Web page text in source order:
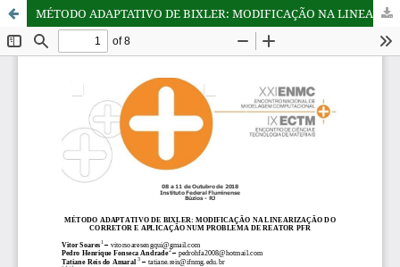
MÉTODO ADAPTATIVO DE BIXLER: MODIFICAÇÃO NA LINEARIZAÇÃO DO CORRETOR E APLICAÇÃO NUM PROBLEMA DE REATOR PFR